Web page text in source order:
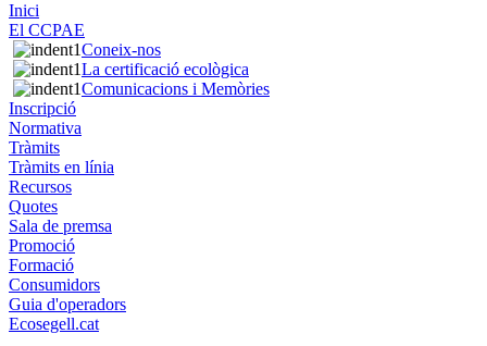
Inici
El CCPAE
Coneix-nos
La certificació ecològica
Comunicacions i Memòries
Inscripció
Normativa
Tràmits
Tràmits en línia
Recursos
Quotes
Sala de premsa
Promoció
Formació
Consumidors
Guia d'operadors
Ecosegell.cat